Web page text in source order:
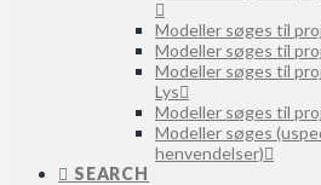
Modeller søges til
Modeller søges til
Modeller søges til
Lys
Modeller søges til
Modeller søges
henvendelser)
SEARCH